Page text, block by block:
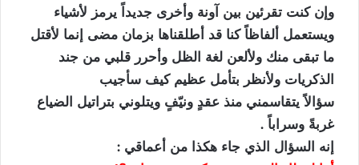
وإن كنت تقرئين بين آونة وأخرى جديداً يرمز لأشياء
ويستعمل ألفاظاً كنا قد أطلقناها بزمان مضى إنما لأقتل
ما تبقى منك ولألعن لغة الظل وأحرر قلبي من جند
الذكريات ولأنظر بتأمل عظيم كيف سأجيب
سؤالاً يتقاسمني منذ عقدٍ ونيّفٍ ويتلوني بتراتيل الضياع
غربةً وسراباً .
إنه السؤال الذي جاء هكذا من أعماقي :